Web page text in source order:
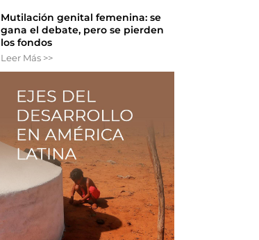
Mutilación genital femenina: se
gana el debate, pero se pierden
los fondos
Leer Más >>